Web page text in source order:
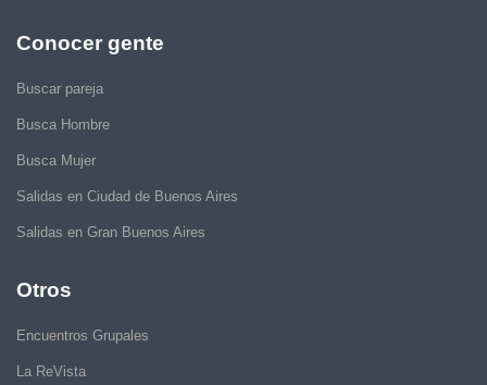
Conocer gente
Buscar pareja
Busca Hombre
Busca Mujer
Salidas en Ciudad de Buenos Aires
Salidas en Gran Buenos Aires
Otros
Encuentros Grupales
La ReVista